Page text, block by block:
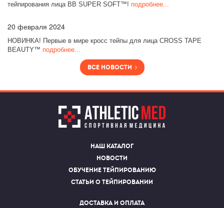
тейпирования лица BB SUPER SOFT™! подробнее...
20 февраля 2024
НОВИНКА! Первые в мире кросс тейпы для лица CROSS TAPE
BEAUTY™ подробнее...
Все новости
Наш каталог
Новости
Обучение тейпированию
Статьи о тейпировании
Доставка и оплата